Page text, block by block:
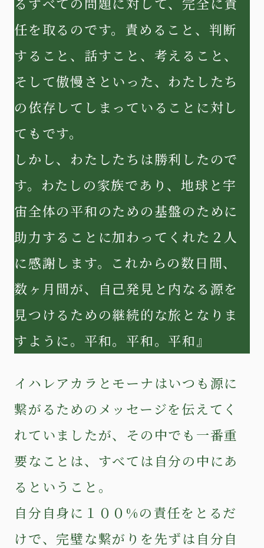
任を取るのです。責めること、判断
すること、話すこと、考えること、
そして傲慢さといった、わたしたち
の依存してしまっていることに対し
てもです。
しかし、わたしたちは勝利したので
す。わたしの家族であり、地球と宇
宙全体の平和のための基盤のために
助力することに加わってくれた２人
に感謝します。これからの数日間、
数ヶ月間が、自己発見と内なる源を
見つけるための継続的な旅となりま
すように。平和。平和。平和』
イハレアカラとモーナはいつも源に
繋がるためのメッセージを伝えてく
れていましたが、その中でも一番重
要なことは、すべては自分の中にあ
るということ。
自分自身に１００%の責任をとるだ
けで、完璧な繋がりを先ずは自分自